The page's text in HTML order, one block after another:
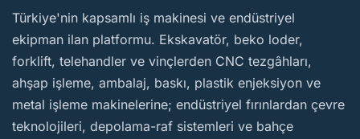
BirMakine
Türkiye'nin kapsamlı iş makinesi ve endüstriyel
ekipman ilan platformu. Ekskavatör, beko loder,
forklift, telehandler ve vinçlerden CNC tezgâhları,
ahşap işleme, ambalaj, baskı, plastik enjeksiyon ve
metal işleme makinelerine; endüstriyel fırınlardan çevre
teknolojileri, depolama-raf sistemleri ve bahçe